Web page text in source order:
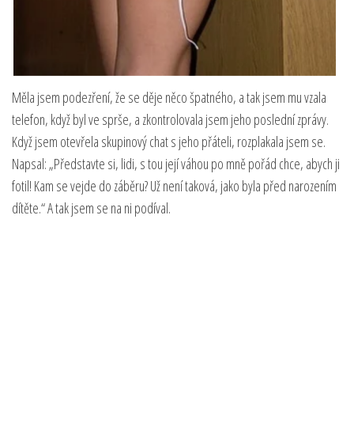
Měla jsem podezření, že se děje něco špatného, a tak jsem mu vzala
telefon, když byl ve sprše, a zkontrolovala jsem jeho poslední zprávy.
Když jsem otevřela skupinový chat s jeho přáteli, rozplakala jsem se.
Napsal: „Představte si, lidi, s tou její váhou po mně pořád chce, abych ji
fotil! Kam se vejde do záběru? Už není taková, jako byla před narozením
dítěte.“ A tak jsem se na ni podíval.